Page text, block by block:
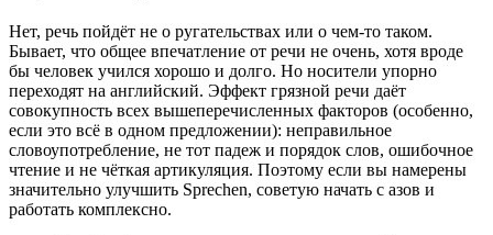
Нет, речь пойдёт не о ругательствах или о чем-то таком.
Бывает, что общее впечатление от речи не очень, хотя вроде
бы человек учился хорошо и долго. Но носители упорно
переходят на английский. Эффект грязной речи даёт
совокупность всех вышеперечисленных факторов (особенно,
если это всё в одном предложении): неправильное
словоупотребление, не тот падеж и порядок слов, ошибочное
чтение и не чёткая артикуляция. Поэтому если вы намерены
значительно улучшить Sprechen, советую начать с азов и
работать комплексно.